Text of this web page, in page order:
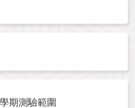
期測驗範圍